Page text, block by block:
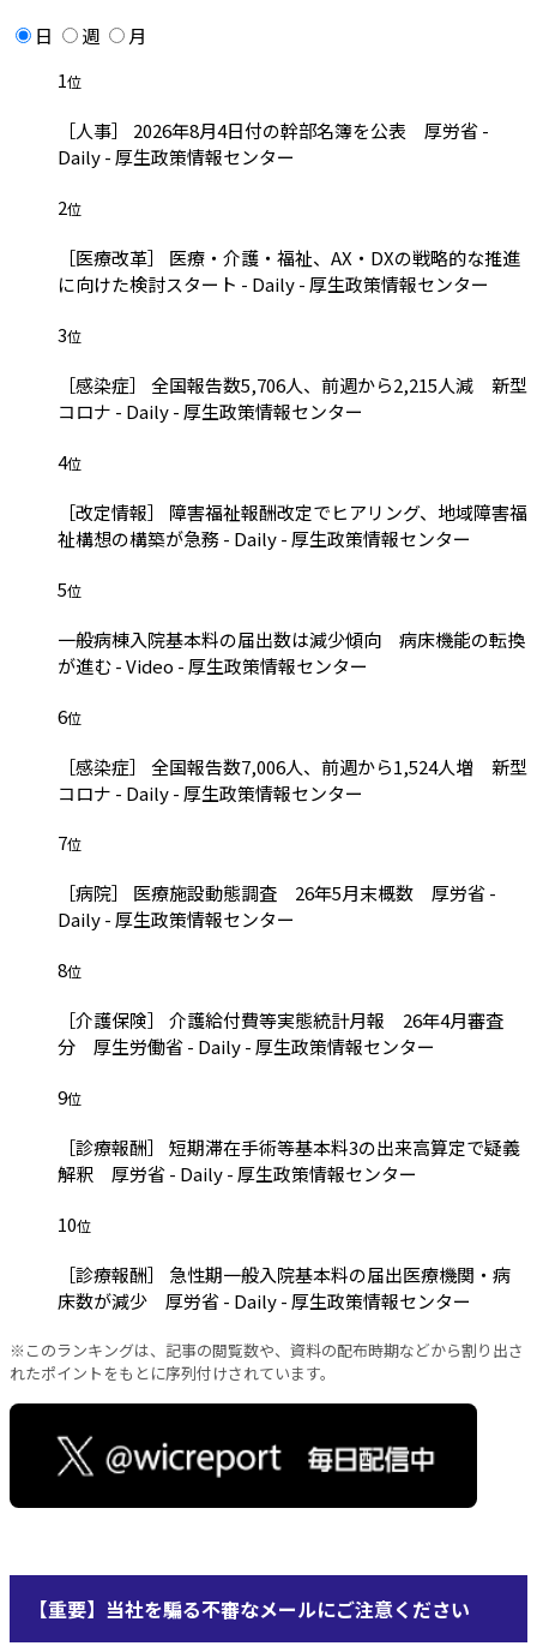
日 週
月
1位
［人事］ 2026年8月4日付の幹部名簿を公表 厚労省 -
Daily - 厚生政策情報センター
2位
［医療改革］ 医療・介護・福祉、AX・DXの戦略的な推進
に向けた検討スタート - Daily - 厚生政策情報センター
3位
［感染症］ 全国報告数5,706人、前週から2,215人減 新型
コロナ - Daily - 厚生政策情報センター
4位
［改定情報］ 障害福祉報酬改定でヒアリング、地域障害福
祉構想の構築が急務 - Daily - 厚生政策情報センター
5位
一般病棟入院基本料の届出数は減少傾向 病床機能の転換
が進む - Video - 厚生政策情報センター
6位
［感染症］ 全国報告数7,006人、前週から1,524人増 新型
コロナ - Daily - 厚生政策情報センター
7位
［病院］ 医療施設動態調査 26年5月末概数 厚労省 -
Daily - 厚生政策情報センター
8位
［介護保険］ 介護給付費等実態統計月報 26年4月審査
分 厚生労働省 - Daily - 厚生政策情報センター
9位
［診療報酬］ 短期滞在手術等基本料3の出来高算定で疑義
解釈 厚労省 - Daily - 厚生政策情報センター
10位
［診療報酬］ 急性期一般入院基本料の届出医療機関・病
床数が減少 厚労省 - Daily - 厚生政策情報センター
※このランキングは、記事の閲覧数や、資料の配布時期などから割り出さ
れたポイントをもとに序列付けされています。
【重要】当社を騙る不審なメールにご注意ください